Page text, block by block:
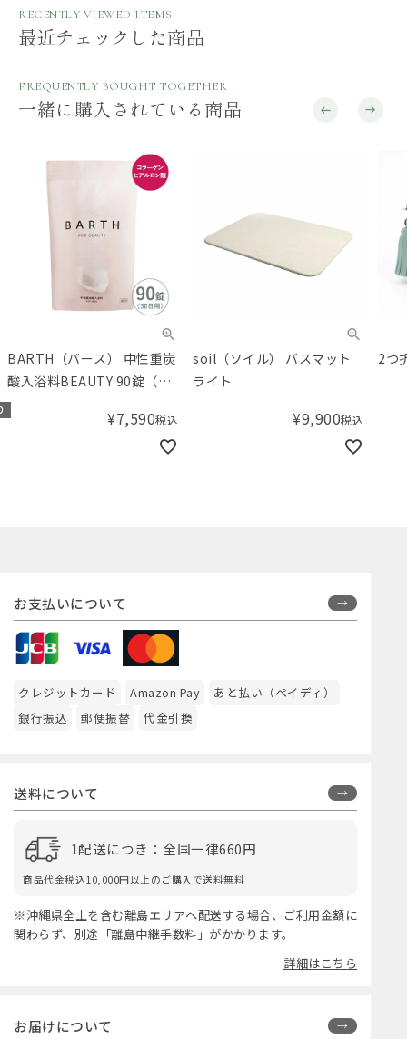
baby swaddle -
winnie+friends- 2pk
RECENTLY VIEWED ITEMS
最近チェックした商品
FREQUENTLY BOUGHT TOGETHER
一緒に購入されている商品
BARTH（バース） 中性重炭
酸入浴料BEAUTY 90錠（30
回用）
¥7,590税込
soil（ソイル） バスマット
ライト
¥9,900税込
2つ
お支払いについて
クレジットカード Amazon Pay
あと払い（ペイディ）
銀行振込
郵便振替 代金引換
送料について
1配送につき：全国一律660円
商品代金税込10,000円以上のご購入で送料無料
※沖縄県全土を含む離島エリアへ配送する場合、ご利用金額に
関わらず、別途「離島中継手数料」がかかります。
詳細はこちら
お届けについて